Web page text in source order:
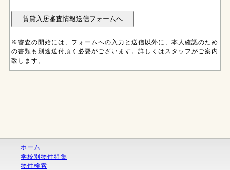
※審査の開始には、フォームへの入力と送信以外に、本人確認のため
の書類も別途送付頂く必要がございます。詳しくはスタッフがご案内
致します。
ホーム
学校別物件特集
物件検索